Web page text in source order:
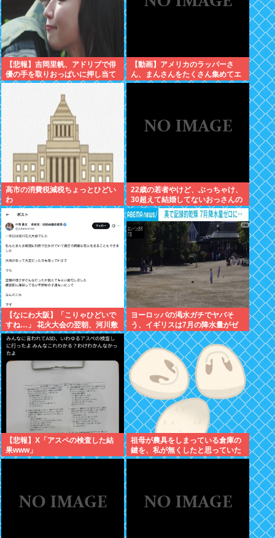
【悲報】吉岡里帆、アドリブで俳
優の手を取りおっぱいに押し当て
る
【動画】アメリカのラッパーさ
ん、まんさんをたくさん集めてエ
チエチダンスを全裸で踊るMVを撮
高市の消費税減税ちょっとひどい
わ
22歳の若者やけど、ぶっちゃけ、
30超えて結婚してないおっさんの
こと見下してる
【なにわ大阪】「こりゃひどいで
すね…」 花火大会の翌朝、河川敷
に広がっていた衝撃の光景
ヨーロッパの渇水ガチでヤバそ
う、イギリスは7月の降水量がゼ
ロに 専門家「今年は過去最悪の不
作になる可能性」
【悲報】X「アスペの検査した結
果www」
祖母が農具をしまっている倉庫の
鍵を、私が無くしたと思っていた
ら…